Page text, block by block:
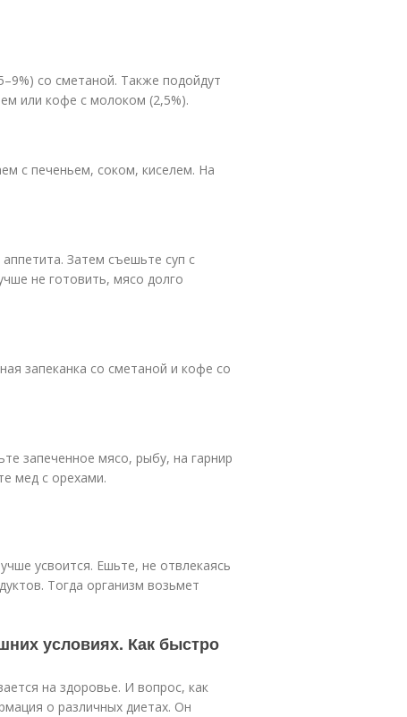
со сметаной. Также подойдут
или кофе с молоком (2,5%).
с печеньем, соком, киселем. На
Затем съешьте суп с
не готовить, мясо долго
запеканка со сметаной и кофе со
запеченное мясо, рыбу, на гарнир
мед с орехами.
усвоится. Ешьте, не отвлекаясь
Тогда организм возьмет
условиях. Как быстро
на здоровье. И вопрос, как
о различных диетах. Он